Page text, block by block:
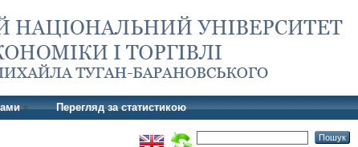
Перегляд за статистикою